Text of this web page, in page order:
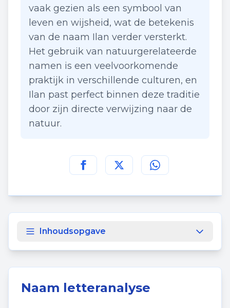
vaak gezien als een symbool van
leven en wijsheid, wat de betekenis
van de naam Ilan verder versterkt.
Het gebruik van natuurgerelateerde
namen is een veelvoorkomende
praktijk in verschillende culturen, en
Ilan past perfect binnen deze traditie
door zijn directe verwijzing naar de
natuur.
Deel deze pagina op
Deel deze pagina op
Deel deze pagina
Inhoudsopgave
Naam letteranalyse